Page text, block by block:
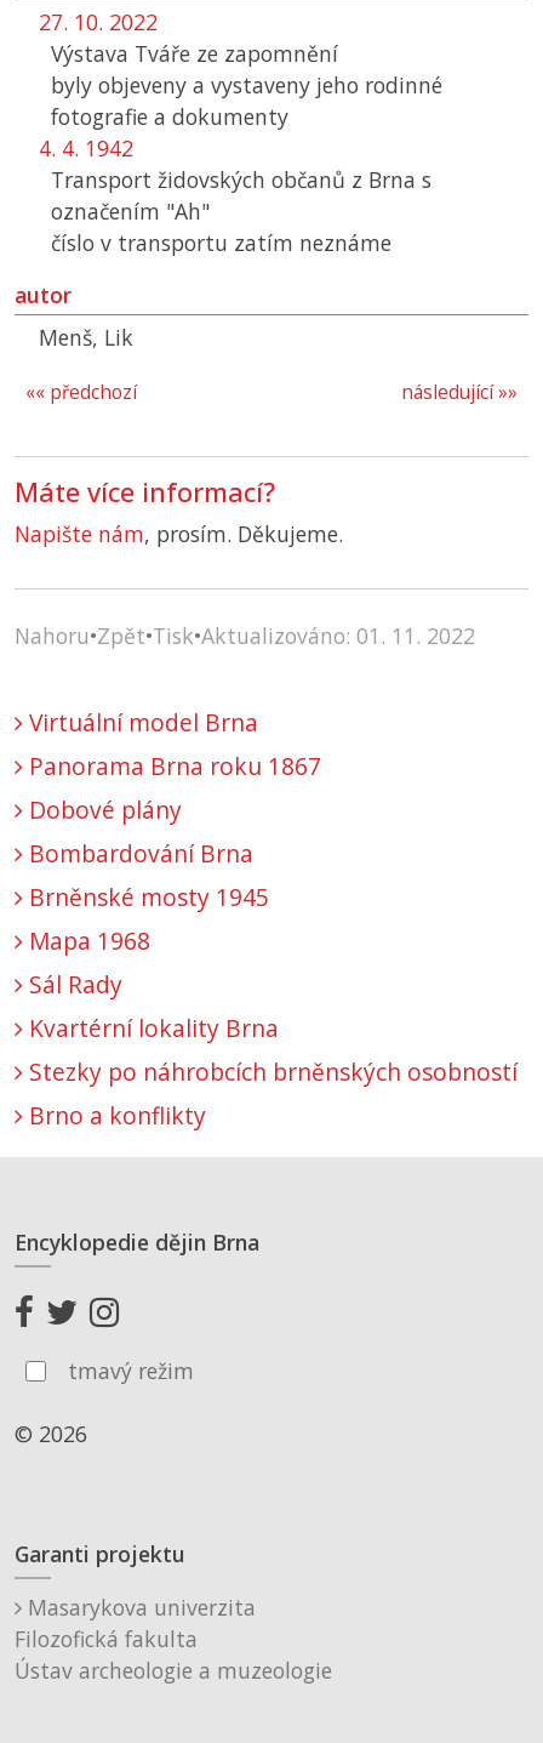
27. 10. 2022
Výstava Tváře ze zapomnění
byly objeveny a vystaveny jeho rodinné
fotografie a dokumenty
4. 4. 1942
Transport židovských občanů z Brna s
označením "Ah"
číslo v transportu zatím neznáme
autor
Menš, Lik
následující »»
«« předchozí
Máte více informací?
Napište nám, prosím. Děkujeme.
Nahoru•Zpět•Tisk•Aktualizováno: 01. 11. 2022
Virtuální model Brna
Panorama Brna roku 1867
Dobové plány
Bombardování Brna
Brněnské mosty 1945
Mapa 1968
Sál Rady
Kvartérní lokality Brna
Stezky po náhrobcích brněnských osobností
Brno a konflikty
Encyklopedie dějin Brna
tmavý režim
© 2026
Garanti projektu
Masarykova univerzita
Filozofická fakulta
Ústav archeologie a muzeologie